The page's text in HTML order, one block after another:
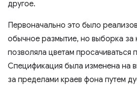
другое.
Первоначально это было
обычное размытие, но выборка за
позволяла цветам просачиваться
Спецификация была изменена на
за пределами краев фона путем